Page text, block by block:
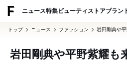
ニュース特集ビューティ ストアブラン
トップ ニュース ファッション 岩田剛典や
岩田剛典や平野紫耀